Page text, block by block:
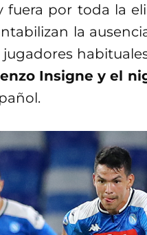
fuera por toda la
la
Insigne y el